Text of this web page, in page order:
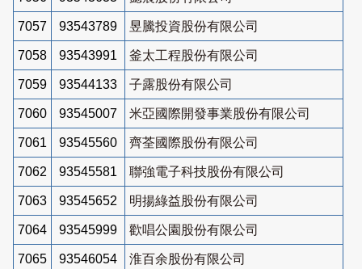
7057 93543789 昱騰投資股份有限公司
7058 93543991 釜太工程股份有限公司
7059 93544133 子露股份有限公司
7060 93545007 米亞國際開發事業股份有限公司
7061 93545560 齊荃國際股份有限公司
7062 93545581 聯強電子科技股份有限公司
7063 93545652 明揚綠益股份有限公司
7064 93545999 歡唱公園股份有限公司
7065 93546054 淮百余股份有限公司